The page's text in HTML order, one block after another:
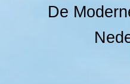
De